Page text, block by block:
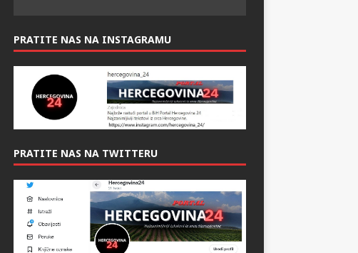
PRATITE NAS NA INSTAGRAMU
PRATITE NAS NA TWITTERU